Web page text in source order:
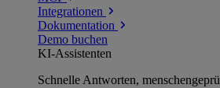
Integrationen
Dokumentation
Demo buchen
KI-Assistenten
Schnelle Antworten,